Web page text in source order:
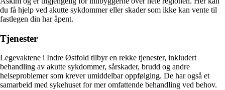
du få hjelp ved akutte sykdommer eller skader som ikke kan vente til
fastlegen din har åpent.
Tjenester
Legevaktene i Indre Østfold tilbyr en rekke tjenester, inkludert
behandling av akutte sykdommer, sårskader, brudd og andre
helseproblemer som krever umiddelbar oppfølging. De har også et
samarbeid med sykehuset for mer omfattende behandling ved behov.